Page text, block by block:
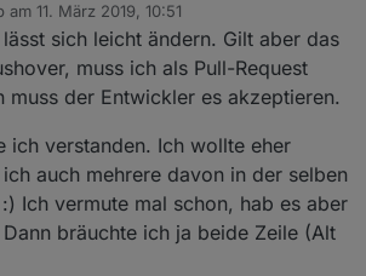
am 11. März 2019, 10:51
von
lässt sich leicht ändern. Gilt aber das
muss ich als Pull-Request
muss der Entwickler es akzeptieren.
ich verstanden. Ich wollte eher
auch mehrere davon in der selben
Ich vermute mal schon, hab es aber
bräuchte ich ja beide Zeile (Alt